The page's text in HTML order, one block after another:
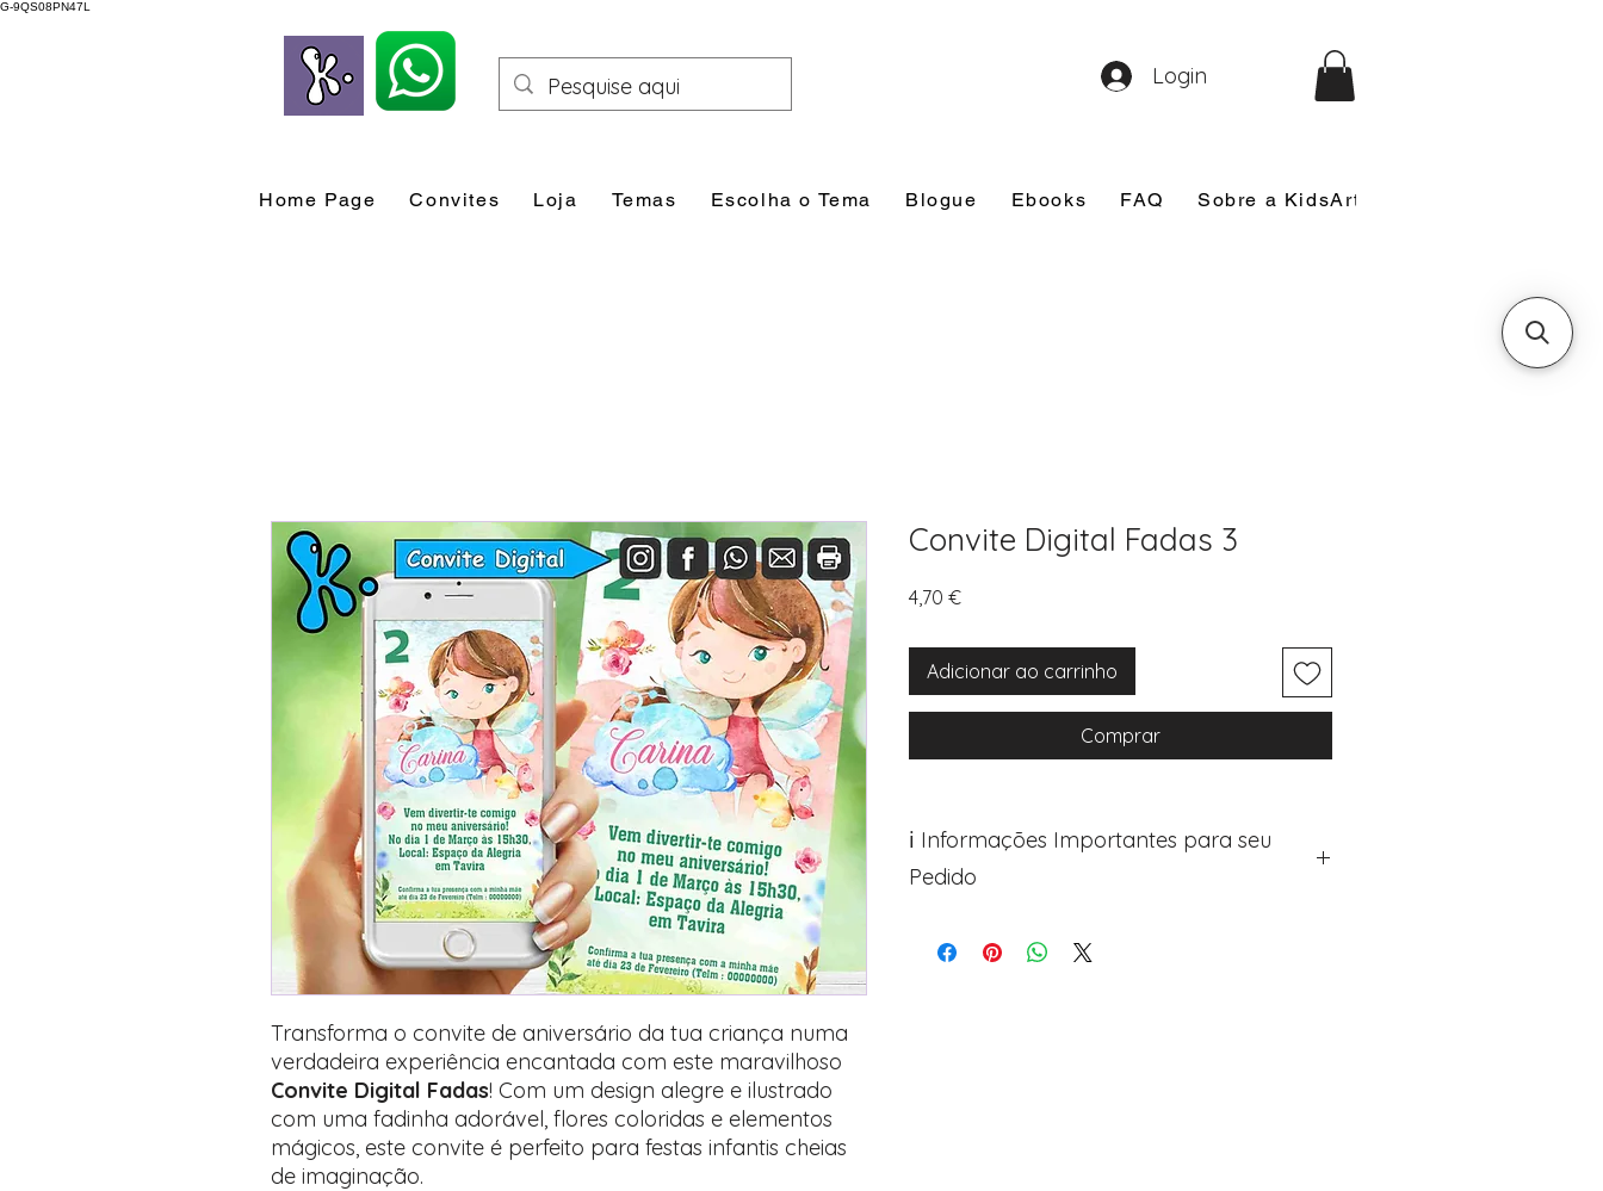
G-9QS08PN47L
Home Page Convites Loja Temas Escolha o Tema Blogue Ebooks FAQ Sobre a KidsArt
Login
Transforma o convite de aniversário da tua criança numa
verdadeira experiência encantada com este maravilhoso
Convite Digital Fadas! Com um design alegre e ilustrado
com uma fadinha adorável, flores coloridas e elementos
mágicos, este convite é perfeito para festas infantis cheias
de imaginação.
Convite Digital Fadas 3
4,70 €Preço
Adicionar ao carrinho
Comprar
ℹ️ Informações Importantes para seu
Pedido
Avance para a página de checkout (próximo passo